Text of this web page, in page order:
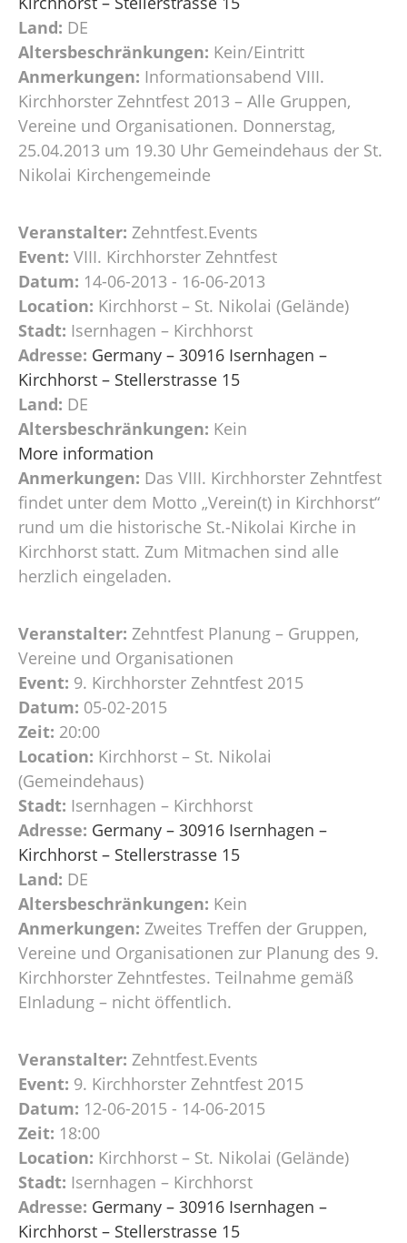
Land: DE
Altersbeschränkungen: Kein/Eintritt
Anmerkungen: Informationsabend VIII.
Kirchhorster Zehntfest 2013 – Alle Gruppen,
Vereine und Organisationen. Donnerstag,
25.04.2013 um 19.30 Uhr Gemeindehaus der St.
Nikolai Kirchengemeinde
Veranstalter: Zehntfest.Events
Event: VIII. Kirchhorster Zehntfest
Datum: 14-06-2013 - 16-06-2013
Location: Kirchhorst – St. Nikolai (Gelände)
Stadt: Isernhagen – Kirchhorst
Adresse: Germany – 30916 Isernhagen –
Kirchhorst – Stellerstrasse 15
Land: DE
Altersbeschränkungen: Kein
More information
Anmerkungen: Das VIII. Kirchhorster Zehntfest
findet unter dem Motto „Verein(t) in Kirchhorst“
rund um die historische St.-Nikolai Kirche in
Kirchhorst statt. Zum Mitmachen sind alle
herzlich eingeladen.
Veranstalter: Zehntfest Planung – Gruppen,
Vereine und Organisationen
Event: 9. Kirchhorster Zehntfest 2015
Datum: 05-02-2015
Zeit: 20:00
Location: Kirchhorst – St. Nikolai
(Gemeindehaus)
Stadt: Isernhagen – Kirchhorst
Adresse: Germany – 30916 Isernhagen –
Kirchhorst – Stellerstrasse 15
Land: DE
Altersbeschränkungen: Kein
Anmerkungen: Zweites Treffen der Gruppen,
Vereine und Organisationen zur Planung des 9.
Kirchhorster Zehntfestes. Teilnahme gemäß
EInladung – nicht öffentlich.
Veranstalter: Zehntfest.Events
Event: 9. Kirchhorster Zehntfest 2015
Datum: 12-06-2015 - 14-06-2015
Zeit: 18:00
Location: Kirchhorst – St. Nikolai (Gelände)
Stadt: Isernhagen – Kirchhorst
Adresse: Germany – 30916 Isernhagen –
Kirchhorst – Stellerstrasse 15